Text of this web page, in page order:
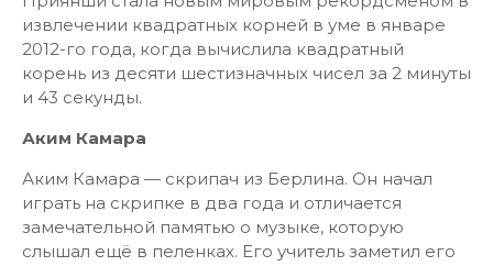
извлечении квадратных корней в уме в январе
2012-го года, когда вычислила квадратный
корень из десяти шестизначных чисел за 2 минуты
и 43 секунды.
Аким Камара
Аким Камара — скрипач из Берлина. Он начал
играть на скрипке в два года и отличается
замечательной памятью о музыке, которую
слышал ещё в пеленках. Его учитель заметил его